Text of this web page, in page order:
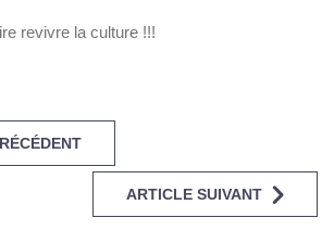
revivre la culture !!!
ARTICLE SUIVANT